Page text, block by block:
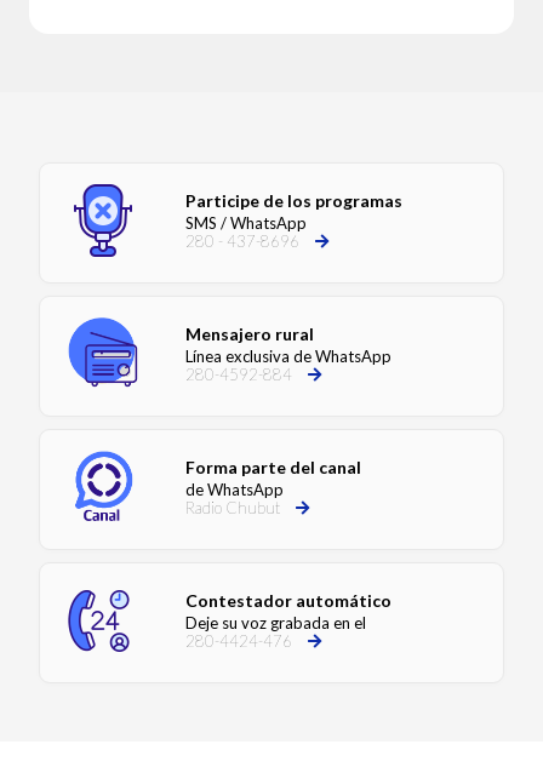
Participe de los programas
SMS / WhatsApp
280 - 437-8696
Mensajero rural
Línea exclusiva de WhatsApp
280-4592-884
Forma parte del canal
de WhatsApp
Radio Chubut
Contestador automático
Deje su voz grabada en el
280-4424-476